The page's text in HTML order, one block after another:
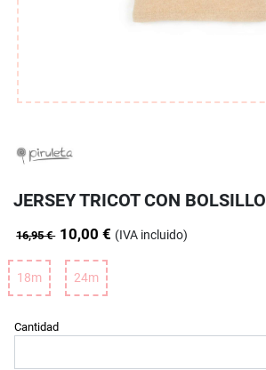
JERSEY TRICOT CON BOLSILLO
16,95 € 10,00 € (IVA incluido)
18m 24m
Cantidad